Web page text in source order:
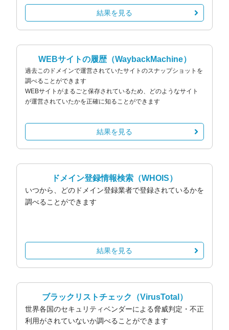
結果を見る
WEBサイトの履歴（WaybackMachine）
過去このドメインで運営されていたサイトのスナップショットを
調べることができます
WEBサイトがまるごと保存されているため、どのようなサイト
が運営されていたかを正確に知ることができます
結果を見る
ドメイン登録情報検索 （WHOIS）
いつから、どのドメイン登録業者で登録されているかを
調べることができます
結果を見る
ブラックリストチェック （VirusTotal）
世界各国のセキュリティベンダーによる脅威判定・不正
利用がされていないか調べることができます